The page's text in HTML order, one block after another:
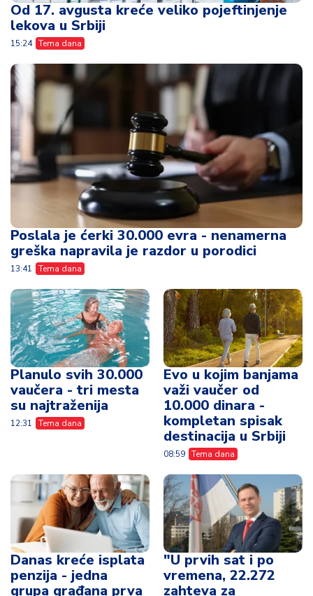
Od 17. avgusta kreće veliko pojeftinjenje
lekova u Srbiji
15:24 Tema dana
Poslala je ćerki 30.000 evra - nenamerna
greška napravila je razdor u porodici
13:41 Tema dana
Planulo svih 30.000
vaučera - tri mesta
su najtraženija
12:31 Tema dana
Evo u kojim banjama
važi vaučer od
10.000 dinara -
kompletan spisak
destinacija u Srbiji
08:59 Tema dana
Danas kreće isplata
penzija - jedna
grupa građana prva
"U prvih sat i po
vremena, 22.272
zahteva za